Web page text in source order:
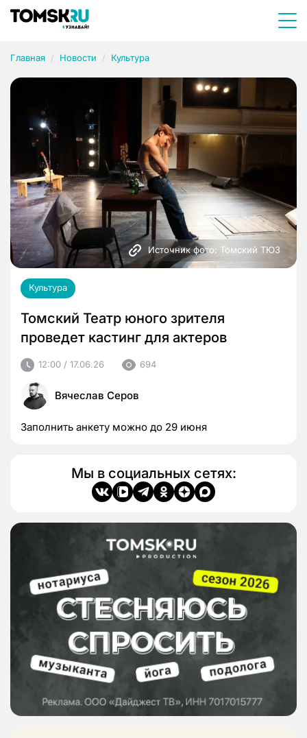
Главная Новости Культура
Источник фото: Томский ТЮЗ
Культура
Томский Театр юного зрителя
проведет кастинг для актеров
12:00 / 17.06.26 694
Вячеслав Серов
Заполнить анкету можно до 29 июня
Мы в социальных сетях: